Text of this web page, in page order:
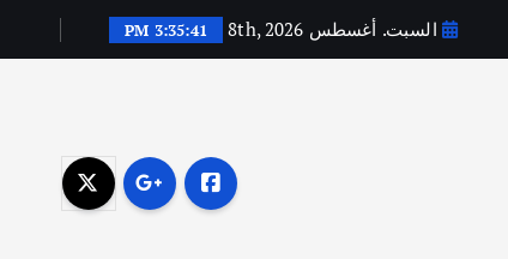
السبت. أغسطس 8th, 2026 3:35:41 PM